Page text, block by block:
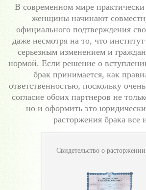
В современном мире
женщины начинают
официального подтверждения
даже несмотря на то, что институт
серьезным изменением и
нормой. Если решение о
брак принимается, как
ответственностью, поскольку
согласие обоих партнеров не
но и оформить это
расторжения брака все
Свидетельство о